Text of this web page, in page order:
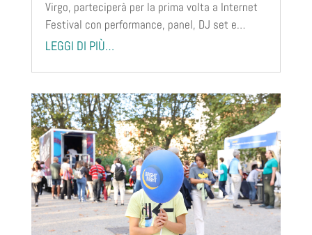
Virgo, parteciperà per la prima volta a Internet
Festival con performance, panel, DJ set e…
LEGGI DI PIÙ…